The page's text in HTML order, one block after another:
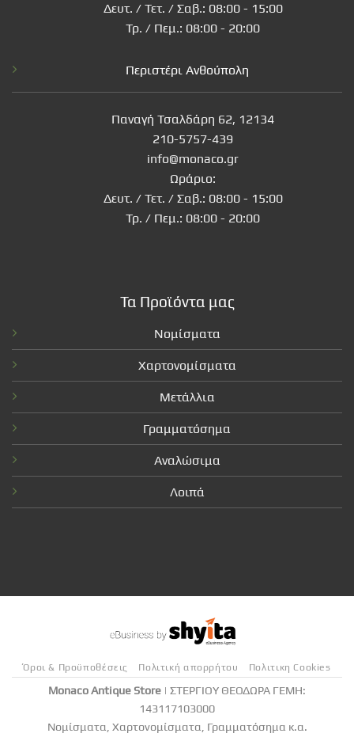
Δευτ. / Τετ. / Σαβ.: 08:00 - 15:00
Τρ. / Πεμ.: 08:00 - 20:00
Περιστέρι Ανθούπολη
Παναγή Τσαλδάρη 62, 12134
210-5757-439
info@monaco.gr
Ωράριο:
Δευτ. / Τετ. / Σαβ.: 08:00 - 15:00
Τρ. / Πεμ.: 08:00 - 20:00
Τα Προϊόντα μας
Νομίσματα
Χαρτονομίσματα
Μετάλλια
Γραμματόσημα
Αναλώσιμα
Λοιπά
Όροι & Προϋποθέσεις Πολιτική απορρήτου Πολιτικη Cookies
Monaco Antique Store | ΣΤΕΡΓΙΟΥ ΘΕΟΔΩΡΑ ΓΕΜΗ:
143117103000
Νομίσματα, Χαρτονομίσματα, Γραμματόσημα κ.α.